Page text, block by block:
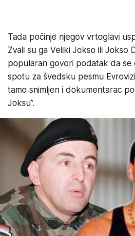
Tada počinje njegov vrtoglavi
Zvali su ga Veliki Jokso ili Jokso
popularan govori podatak da se
spotu za švedsku pesmu
tamo snimljen i dokumentarac
Joksu”.